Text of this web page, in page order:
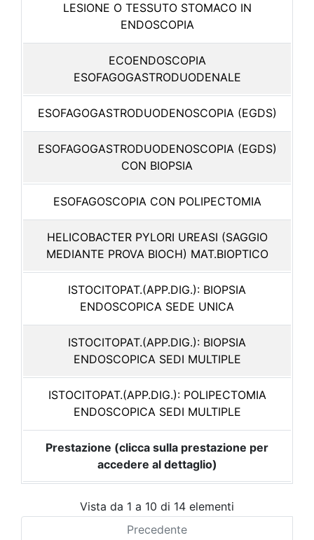
LESIONE O TESSUTO STOMACO IN
ENDOSCOPIA
ECOENDOSCOPIA
ESOFAGOGASTRODUODENALE
ESOFAGOGASTRODUODENOSCOPIA (EGDS)
ESOFAGOGASTRODUODENOSCOPIA (EGDS)
CON BIOPSIA
ESOFAGOSCOPIA CON POLIPECTOMIA
HELICOBACTER PYLORI UREASI (SAGGIO
MEDIANTE PROVA BIOCH) MAT.BIOPTICO
ISTOCITOPAT.(APP.DIG.): BIOPSIA
ENDOSCOPICA SEDE UNICA
ISTOCITOPAT.(APP.DIG.): BIOPSIA
ENDOSCOPICA SEDI MULTIPLE
ISTOCITOPAT.(APP.DIG.): POLIPECTOMIA
ENDOSCOPICA SEDI MULTIPLE
Prestazione (clicca sulla prestazione per
accedere al dettaglio)
Vista da 1 a 10 di 14 elementi
Precedente